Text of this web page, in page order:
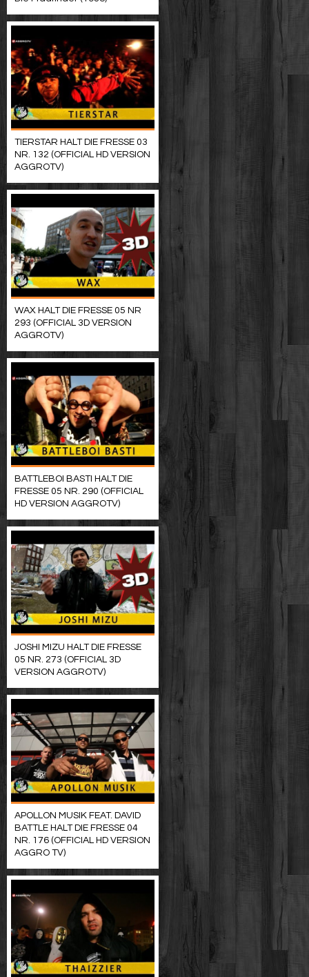
TIERSTAR HALT DIE FRESSE 03
NR. 132 (OFFICIAL HD VERSION
AGGROTV)
WAX HALT DIE FRESSE 05 NR
293 (OFFICIAL 3D VERSION
AGGROTV)
BATTLEBOI BASTI HALT DIE
FRESSE 05 NR. 290 (OFFICIAL
HD VERSION AGGROTV)
JOSHI MIZU HALT DIE FRESSE
05 NR. 273 (OFFICIAL 3D
VERSION AGGROTV)
APOLLON MUSIK FEAT. DAVID
BATTLE HALT DIE FRESSE 04
NR. 176 (OFFICIAL HD VERSION
AGGRO TV)